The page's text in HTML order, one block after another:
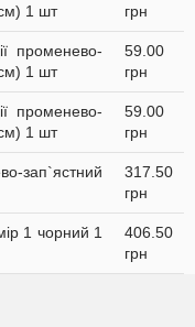
1 шт
грн
променево-
1 шт
59.00
грн
променево-
1 шт
59.00
грн
зап`ястний
317.50
грн
1 чорний 1
406.50
грн